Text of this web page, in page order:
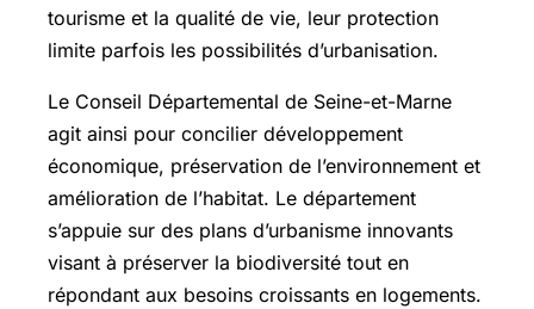
tourisme et la qualité de vie, leur protection
limite parfois les possibilités d’urbanisation.
Le Conseil Départemental de Seine-et-Marne
agit ainsi pour concilier développement
économique, préservation de l’environnement et
amélioration de l’habitat. Le département
s’appuie sur des plans d’urbanisme innovants
visant à préserver la biodiversité tout en
répondant aux besoins croissants en logements.